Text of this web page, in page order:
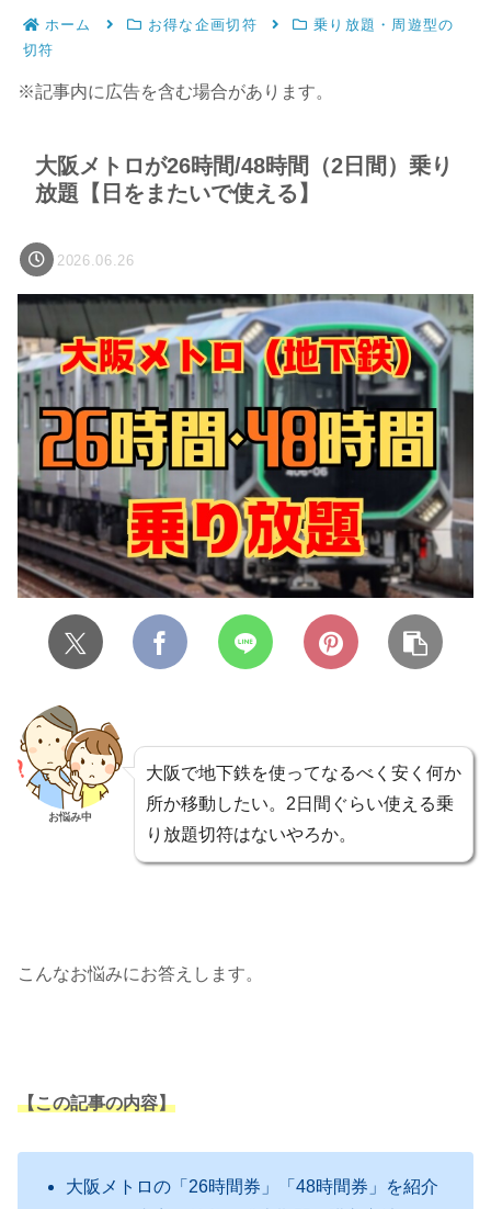
ホーム お得な企画切符
乗り放題・周遊型の
切符
※記事内に広告を含む場合があります。
大阪メトロが26時間/48時間（2日間）乗り
放題【日をまたいで使える】
2026.06.26
お悩み中
大阪で地下鉄を使ってなるべく安く何か
所か移動したい。2日間ぐらい使える乗
り放題切符はないやろか。
こんなお悩みにお答えします。
【この記事の内容】
大阪メトロの「26時間券」「48時間券」を紹介